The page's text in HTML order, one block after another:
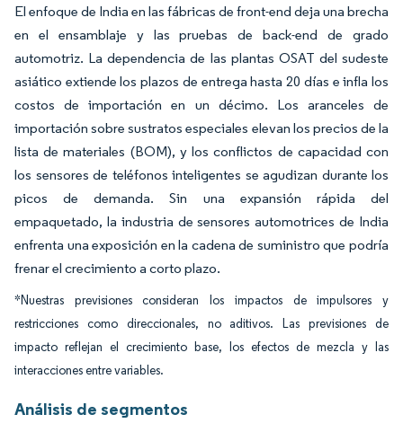
El enfoque de India en las fábricas de front-end deja una brecha
en el ensamblaje y las pruebas de back-end de grado
automotriz. La dependencia de las plantas OSAT del sudeste
asiático extiende los plazos de entrega hasta 20 días e infla los
costos de importación en un décimo. Los aranceles de
importación sobre sustratos especiales elevan los precios de la
lista de materiales (BOM), y los conflictos de capacidad con
los sensores de teléfonos inteligentes se agudizan durante los
picos de demanda. Sin una expansión rápida del
empaquetado, la industria de sensores automotrices de India
enfrenta una exposición en la cadena de suministro que podría
frenar el crecimiento a corto plazo.
*Nuestras previsiones consideran los impactos de impulsores y
restricciones como direccionales, no aditivos. Las previsiones de
impacto reflejan el crecimiento base, los efectos de mezcla y las
interacciones entre variables.
Análisis de segmentos